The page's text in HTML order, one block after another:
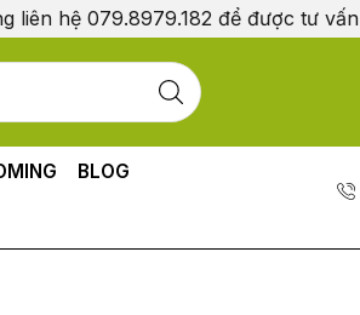
liên hệ 079.8979.182 để được tư vấn
BLOG